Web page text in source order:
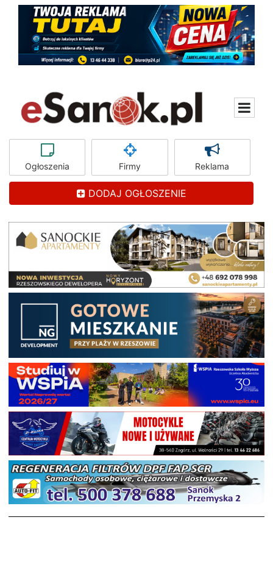
Ogłoszenia Firmy Reklama
DODAJ OGŁOSZENIE